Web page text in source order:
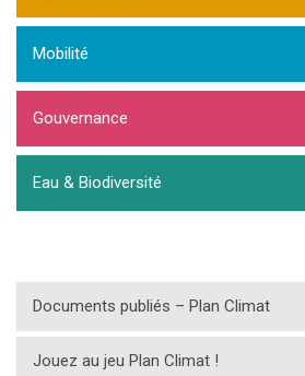
Mobilité
Gouvernance
Eau & Biodiversité
Documents publiés – Plan Climat
Jouez au jeu Plan Climat !